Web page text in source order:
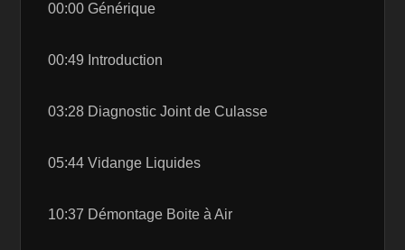
00:00 Générique
00:49 Introduction
03:28 Diagnostic Joint de Culasse
05:44 Vidange Liquides
10:37 Démontage Boite à Air